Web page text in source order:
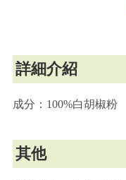
詳細介紹
成分：100%白胡椒粉
其他